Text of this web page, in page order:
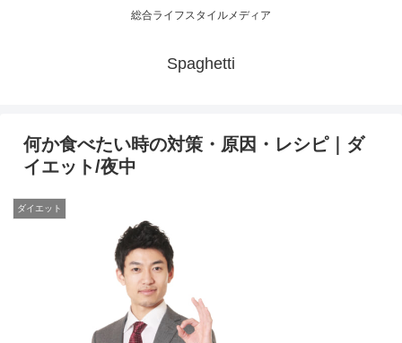
総合ライフスタイルメディア
Spaghetti
何か食べたい時の対策・原因・レシピ｜ダ
イエット/夜中
ダイエット